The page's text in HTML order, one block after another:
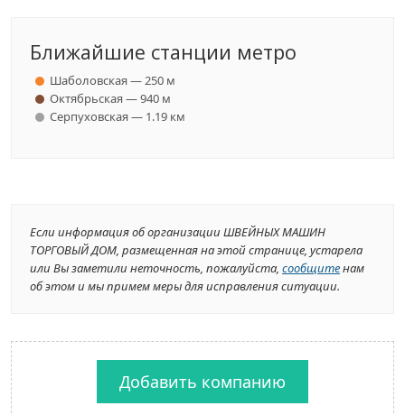
Ближайшие станции метро
Шаболовская — 250 м
Октябрьская — 940 м
Серпуховская — 1.19 км
Если информация об организации ШВЕЙНЫХ МАШИН
ТОРГОВЫЙ ДОМ, размещенная на этой странице, устарела
или Вы заметили неточность, пожалуйста, сообщитенам
об этом и мы примем меры для исправления ситуации.
Добавить компанию